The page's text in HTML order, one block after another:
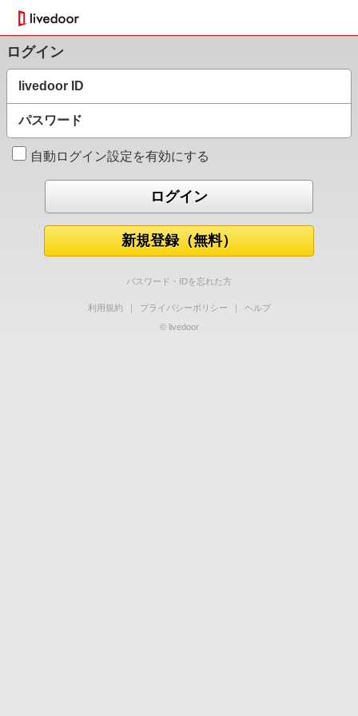
ログイン
livedoor ID
パスワード
自動ログイン設定を有効にする
新規登録（無料）
パスワード・IDを忘れた方
利用規約 ｜ プライバシーポリシー ｜
ヘルプ
© livedoor